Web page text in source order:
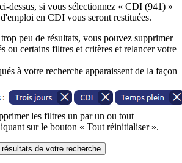
dessus, si vous sélectionnez « CDI (941) »
en CDI vous seront restituées.
peu de résultats, vous pouvez supprimer
ou certains filtres et critères et relancer votre
à votre recherche apparaissent de la façon
les filtres un par un ou tout
sur le bouton « Tout réinitialiser ».
de votre recherche